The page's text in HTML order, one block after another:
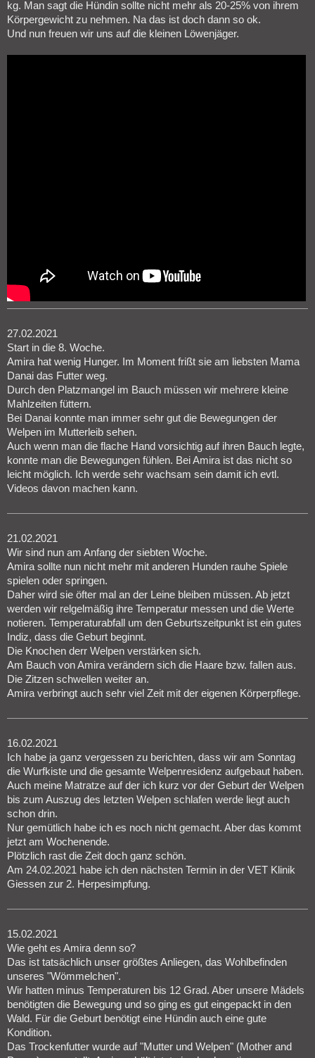
kg. Man sagt die Hündin sollte nicht mehr als 20-25% von ihrem
Körpergewicht zu nehmen. Na das ist doch dann so ok.
Und nun freuen wir uns auf die kleinen Löwenjäger.
27.02.2021
Start in die 8. Woche.
Amira hat wenig Hunger. Im Moment frißt sie am liebsten Mama
Danai das Futter weg.
Durch den Platzmangel im Bauch müssen wir mehrere kleine
Mahlzeiten füttern.
Bei Danai konnte man immer sehr gut die Bewegungen der
Welpen im Mutterleib sehen.
Auch wenn man die flache Hand vorsichtig auf ihren Bauch legte,
konnte man die Bewegungen fühlen. Bei Amira ist das nicht so
leicht möglich. Ich werde sehr wachsam sein damit ich evtl.
Videos davon machen kann.
21.02.2021
Wir sind nun am Anfang der siebten Woche.
Amira sollte nun nicht mehr mit anderen Hunden rauhe Spiele
spielen oder springen.
Daher wird sie öfter mal an der Leine bleiben müssen. Ab jetzt
werden wir relgelmäßig ihre Temperatur messen und die Werte
notieren. Temperaturabfall um den Geburtszeitpunkt ist ein gutes
Indiz, dass die Geburt beginnt.
Die Knochen derr Welpen verstärken sich.
Am Bauch von Amira verändern sich die Haare bzw. fallen aus.
Die Zitzen schwellen weiter an.
Amira verbringt auch sehr viel Zeit mit der eigenen Körperpflege.
16.02.2021
Ich habe ja ganz vergessen zu berichten, dass wir am Sonntag
die Wurfkiste und die gesamte Welpenresidenz aufgebaut haben.
Auch meine Matratze auf der ich kurz vor der Geburt der Welpen
bis zum Auszug des letzten Welpen schlafen werde liegt auch
schon drin.
Nur gemütlich habe ich es noch nicht gemacht. Aber das kommt
jetzt am Wochenende.
Plötzlich rast die Zeit doch ganz schön.
Am 24.02.2021 habe ich den nächsten Termin in der VET Klinik
Giessen zur 2. Herpesimpfung.
15.02.2021
Wie geht es Amira denn so?
Das ist tatsächlich unser größtes Anliegen, das Wohlbefinden
unseres "Wömmelchen".
Wir hatten minus Temperaturen bis 12 Grad. Aber unsere Mädels
benötigten die Bewegung und so ging es gut eingepackt in den
Wald. Für die Geburt benötigt eine Hündin auch eine gute
Kondition.
Das Trockenfutter wurde auf "Mutter und Welpen" (Mother and